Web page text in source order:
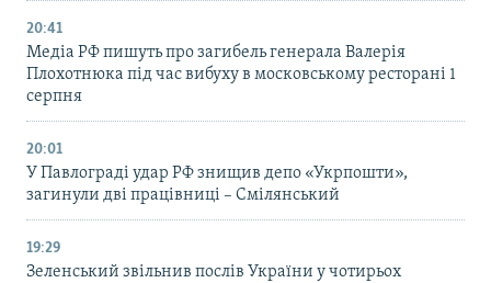
20:41
Медіа РФ пишуть про загибель генерала Валерія
Плохотнюка під час вибуху в московському ресторані 1
серпня
20:01
У Павлограді удар РФ знищив депо «Укрпошти»,
загинули дві працівниці – Смілянський
19:29
Зеленський звільнив послів України у чотирьох